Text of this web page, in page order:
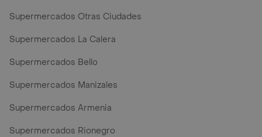
Supermercados Otras Ciudades
Supermercados La Calera
Supermercados Bello
Supermercados Manizales
Supermercados Armenia
Supermercados Rionegro